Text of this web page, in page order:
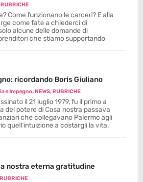
RUBRICHE
Come funzionano le carceri? E alla
come fate a chiederci di
alcune delle domande di
che stiamo supportando
ricordando Boris Giuliano
e Impegno,NEWS,RUBRICHE
il 21 luglio 1979, fu il primo a
del potere di Cosa nostra passava
che collegavano Palermo agli
quell’intuizione a costargli la vita.
nostra eterna gratitudine
RUBRICHE